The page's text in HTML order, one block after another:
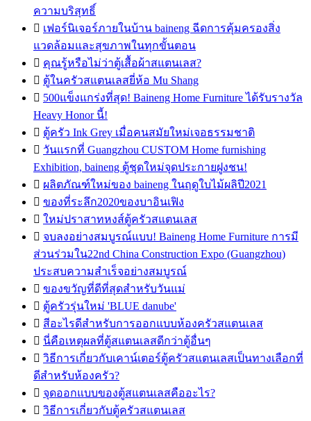
ความบริสุทธิ์
 เฟอร์นิเจอร์ภายในบ้าน baineng ฉีดการคุ้มครองสิ่ง
แวดล้อมและสุขภาพในทุกขั้นตอน
 คุณรู้หรือไม่ว่าตู้เสื้อผ้าสแตนเลส?
 ตู้ในครัวสแตนเลสยี่ห้อ Mu Shang
 500แข็งแกร่งที่สุด! Baineng Home Furniture ได้รับรางวัล
Heavy Honor นี้!
 ตู้ครัว Ink Grey เมื่อคนสมัยใหม่เจอธรรมชาติ
 วันแรกที่ Guangzhou CUSTOM Home furnishing
Exhibition, baineng ตู้ชุดใหม่จุดประกายฝูงชน!
 ผลิตภัณฑ์ใหม่ของ baineng ในฤดูใบไม้ผลิปี2021
 ของที่ระลึก2020ของบาอินเฟิง
 ใหม่ปราสาทหงส์ตู้ครัวสแตนเลส
 จบลงอย่างสมบูรณ์แบบ! Baineng Home Furniture การมี
ส่วนร่วมใน22nd China Construction Expo (Guangzhou)
ประสบความสำเร็จอย่างสมบูรณ์
 ของขวัญที่ดีที่สุดสำหรับวันแม่
 ตู้ครัวรุ่นใหม่ 'BLUE danube'
 สีอะไรดีสำหรับการออกแบบห้องครัวสแตนเลส
 นี่คือเหตุผลที่ตู้สแตนเลสดีกว่าตู้อื่นๆ
 วิธีการเกี่ยวกับเคาน์เตอร์ตู้ครัวสแตนเลสเป็นทางเลือกที่
ดีสำหรับห้องครัว?
 จุดออกแบบของตู้สแตนเลสคืออะไร?
 วิธีการเกี่ยวกับตู้ครัวสแตนเลส